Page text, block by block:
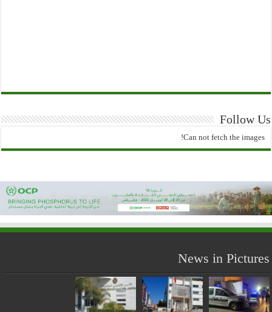
Follow Us
Can not fetch the images!
News in Pictures